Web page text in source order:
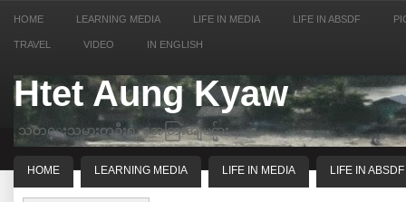
HOME LEARNING MEDIA LIFE IN MEDIA LIFE IN ABSDF
TRAVEL VIDEO IN ENGLISH
Htet Aung Kyaw
သတင္းသမားတဦးရဲ့ အေတြးအျမင္မ်ား
HOME LEARNING MEDIA LIFE IN MEDIA LIFE IN ABSDF